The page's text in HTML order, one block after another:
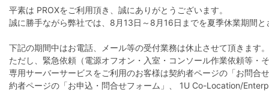
平素は PROXをご利用頂き、誠にありがとうございます。
誠に勝手ながら弊社では、8月13日～8月16日までを夏季休業期間
下記の期間中はお電話、メール等の受付業務は休止させて頂きます。
ただし、緊急依頼（電源オフオン・入室・コンソール作業依頼等・
専用サーバーサービスをご利用のお客様は契約者ページの「お問
約者ページの「お申込・問合せフォーム」、 1U Co-Location/